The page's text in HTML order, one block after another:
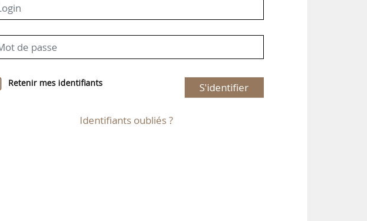
Retenir mes identifiants S'identifier
Identifiants oubliés ?